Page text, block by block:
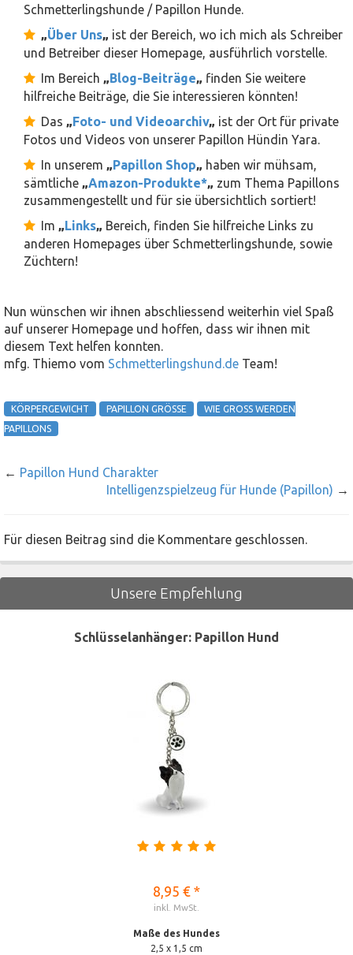
Schmetterlingshunde / Papillon Hunde.
„Über Uns„ ist der Bereich, wo ich mich als Schreiber
und Betreiber dieser Homepage, ausführlich vorstelle.
Im Bereich „Blog-Beiträge„ finden Sie weitere
hilfreiche Beiträge, die Sie interessieren könnten!
Das „Foto- und Videoarchiv„ ist der Ort für private
Fotos und Videos von unserer Papillon Hündin Yara.
In unserem „Papillon Shop„ haben wir mühsam,
sämtliche „Amazon-Produkte*„ zum Thema Papillons
zusammengestellt und für sie übersichtlich sortiert!
Im „Links„ Bereich, finden Sie hilfreiche Links zu
anderen Homepages über Schmetterlingshunde, sowie
Züchtern!
Nun wünschen wir ihnen abschliessend weiterhin viel Spaß
auf unserer Homepage und hoffen, dass wir ihnen mit
diesem Text helfen konnten.
mfg. Thiemo vom Schmetterlingshund.de Team!
KÖRPERGEWICHT PAPILLON GRÖSSE
WIE GROSS WERDEN P
APILLONS
← Papillon Hund Charakter
Intelligenzspielzeug für Hunde (Papillon) →
Für diesen Beitrag sind die Kommentare geschlossen.
Unsere Empfehlung
Schlüsselanhänger: Papillon Hund
8,95 € *
inkl. MwSt.
Maße des Hundes
2,5 x 1,5 cm